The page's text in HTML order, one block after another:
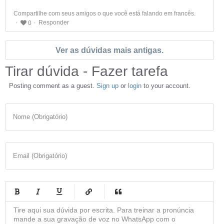
Compartilhe com seus amigos o que você está falando em francês.
0
Responder
Ver as dúvidas mais antigas.
Tirar dúvida - Fazer tarefa
Posting comment as a guest. Sign up or login to your account.
Nome (Obrigatório)
Email (Obrigatório)
-
-
-
-